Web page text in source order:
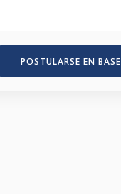
POSTULARSE EN BASE